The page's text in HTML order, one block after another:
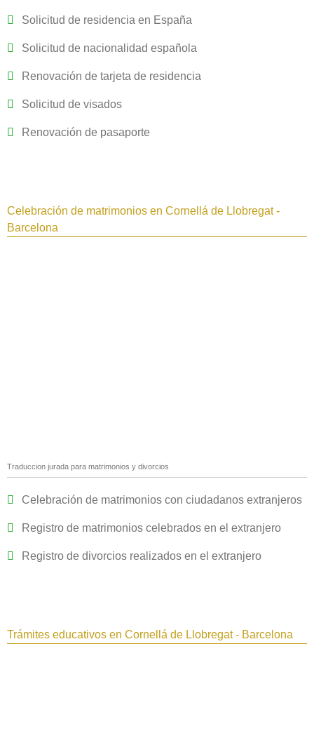
Solicitud de residencia en España
Solicitud de nacionalidad española
Renovación de tarjeta de residencia
Solicitud de visados
Renovación de pasaporte
Celebración de matrimonios en Cornellá de Llobregat -
Barcelona
Traduccion jurada para matrimonios y divorcios
Celebración de matrimonios con ciudadanos extranjeros
Registro de matrimonios celebrados en el extranjero
Registro de divorcios realizados en el extranjero
Trámites educativos en Cornellá de Llobregat - Barcelona